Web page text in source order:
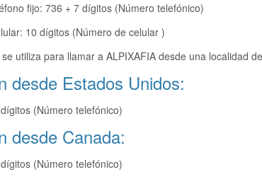
fijo: 736 + 7 dígitos (Número telefónico)
10 dígitos (Número de celular )
utiliza para llamar a ALPIXAFIA desde una localidad
desde Estados Unidos:
(Número telefónico)
desde Canada:
(Número telefónico)